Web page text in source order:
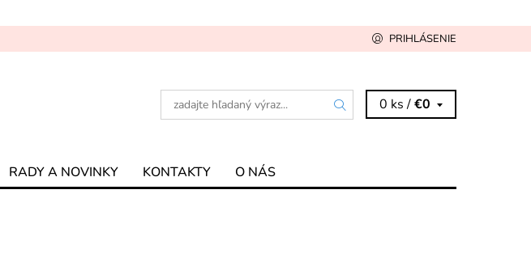
PRIHLÁSENIE
0 ks /€0
RADY A NOVINKY KONTAKTY O NÁS